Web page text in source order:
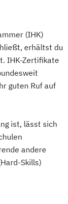
(IHK)
erhältst du
IHK-Zertifikate
guten Ruf auf
ist, lässt sich
andere
Skills)